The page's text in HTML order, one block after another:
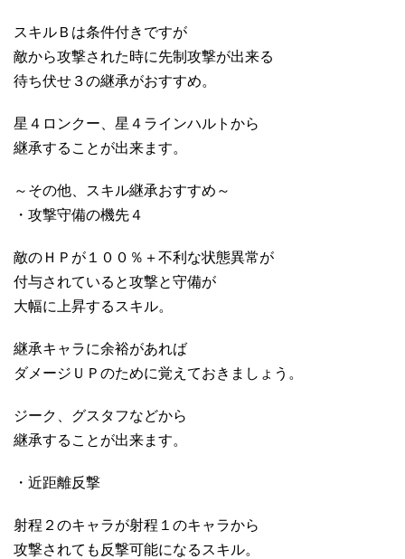
スキルＢは条件付きですが
敵から攻撃された時に先制攻撃が出来る
待ち伏せ３の継承がおすすめ。
星４ロンクー、星４ラインハルトから
継承することが出来ます。
～その他、スキル継承おすすめ～
・攻撃守備の機先４
敵のＨＰが１００％＋不利な状態異常が
付与されていると攻撃と守備が
大幅に上昇するスキル。
継承キャラに余裕があれば
ダメージＵＰのために覚えておきましょう。
ジーク、グスタフなどから
継承することが出来ます。
・近距離反撃
射程２のキャラが射程１のキャラから
攻撃されても反撃可能になるスキル。